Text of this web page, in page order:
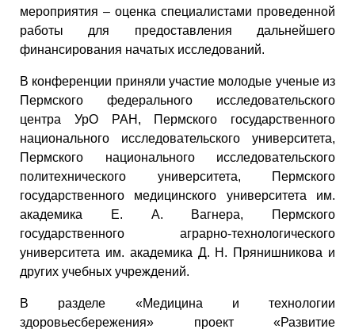
мероприятия – оценка специалистами проведенной
работы для предоставления дальнейшего
финансирования начатых исследований.
В конференции приняли участие молодые ученые из
Пермского федерального исследовательского
центра УрО РАН, Пермского государственного
национального исследовательского университета,
Пермского национального исследовательского
политехнического университета, Пермского
государственного медицинского университета им.
академика Е. А. Вагнера, Пермского
государственного аграрно-технологического
университета им. академика Д. Н. Прянишникова и
других учебных учреждений.
В разделе «Медицина и технологии
здоровьесбережения» проект «Развитие